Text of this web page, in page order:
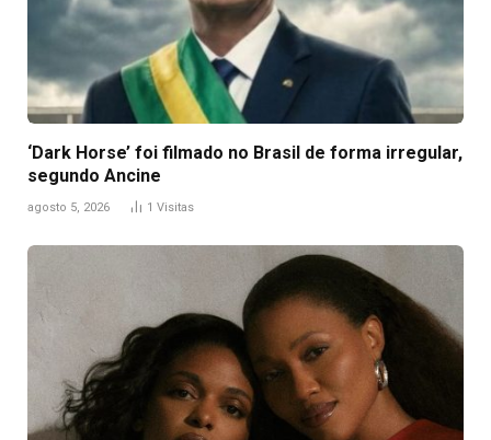
‘Dark Horse’ foi filmado no Brasil de forma irregular,
segundo Ancine
agosto 5, 2026 1 Visitas